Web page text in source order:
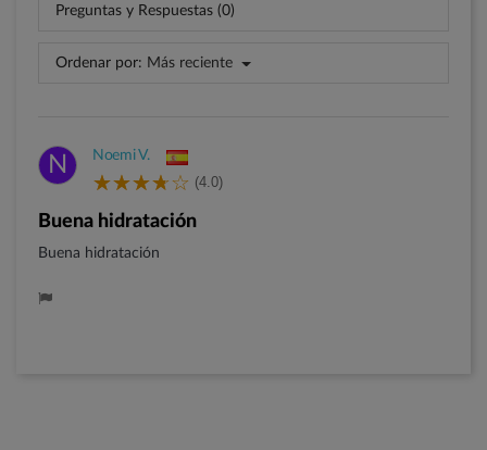
Preguntas y Respuestas (0)
Ordenar por: Más reciente
N Noemi V.
(4.0)
Buena hidratación
Buena hidratación